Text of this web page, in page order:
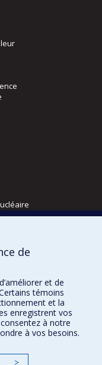
de
et de
témoins
et la
enregistrent vos
à notre
à vos besoins.
>